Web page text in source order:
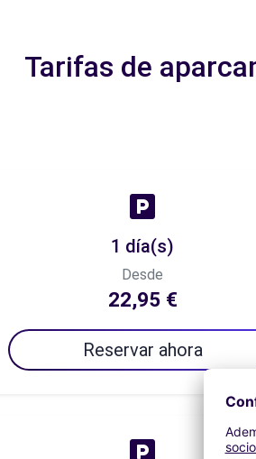
Tarifas de
1 día(s)
Desde
22,95 €
Reservar ahora